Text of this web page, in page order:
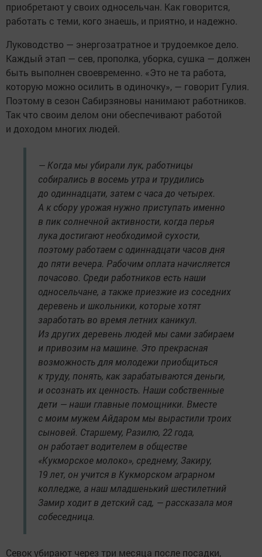
приобретают у своих односельчан. Как говорится,
работать с теми, кого знаешь, и приятно, и надежно.
Луководство — энергозатратное и трудоемкое дело.
Каждый этап — сев, прополка, уборка, сушка — должен
быть выполнен своевременно. «Это не та работа,
которую можно осилить в одиночку», — говорит Гулия.
Поэтому в сезон Сабирзяновы нанимают работников.
Так что своим делом они обеспечивают работой
и доходом многих людей.
— Когда мы убирали лук, работницы
собирались в восемь утра и трудились
до одиннадцати, затем с часа до четырех.
А к сбору урожая нужно приступать именно
в пик солнечной активности, когда перья
лука достигают необходимой сухости,
поэтому работаем с одиннадцати часов дня
до пяти вечера. Рабочим оплата начисляется
почасово. Среди работников есть наши
односельчане, а также приезжие из соседних
деревень и школьники, которые хотят
заработать во время летних каникул.
Из других деревень людей мы сами забираем
и привозим на машине. Это прекрасная
возможность для молодежи приобщиться
к труду, понять, как зарабатываются деньги,
и осознать их ценность. Наши собственные
дети — наши главные помощники. Вместе
с моим мужем Айдаром мы вырастили троих
сыновей. Старшему, Разилю, 22 года,
он работает водителем в обществе
«Кукморское молоко», среднему, Закиру,
19 лет, он учится в Кукморском аграрном
колледже, а наш младшенький шестилетний
Замир ходит в детский сад, — рассказала моя
собеседница.
Севок убирают через три месяца после посадки,